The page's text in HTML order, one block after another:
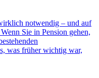
notwendig – und auf
Sie in Pension gehen,
was früher wichtig war,